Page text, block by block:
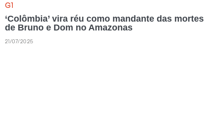
G1
‘Colômbia’ vira réu como mandante das mortes
de Bruno e Dom no Amazonas
21/07/2025